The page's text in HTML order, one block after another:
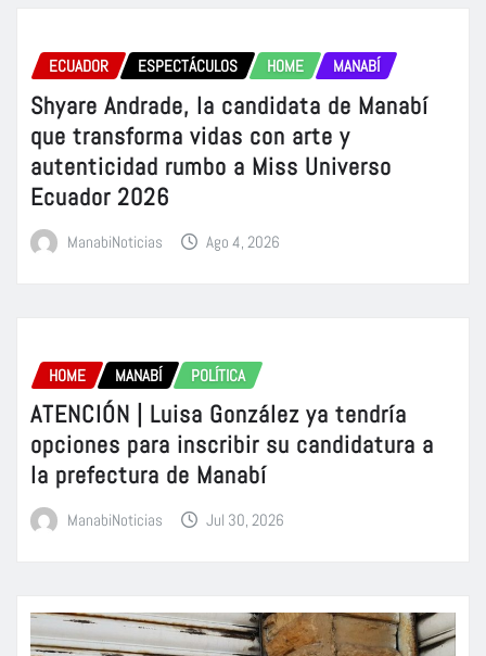
ECUADOR ESPECTÁCULOS HOME MANABÍ
Shyare Andrade, la candidata de Manabí
que transforma vidas con arte y
autenticidad rumbo a Miss Universo
Ecuador 2026
ManabiNoticias Ago 4, 2026
HOME MANABÍ POLÍTICA
ATENCIÓN | Luisa González ya tendría
opciones para inscribir su candidatura a
la prefectura de Manabí
ManabiNoticias Jul 30, 2026